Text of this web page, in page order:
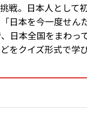
戦。日本人として
日本を今一度せん
日本全国をまわっ
をクイズ形式で学